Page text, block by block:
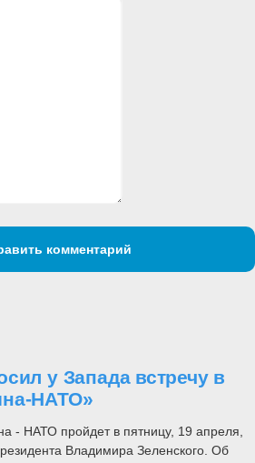
комментарий
у Запада встречу в
НАТО»
- НАТО пройдет в пятницу, 19 апреля,
Владимира Зеленского. Об